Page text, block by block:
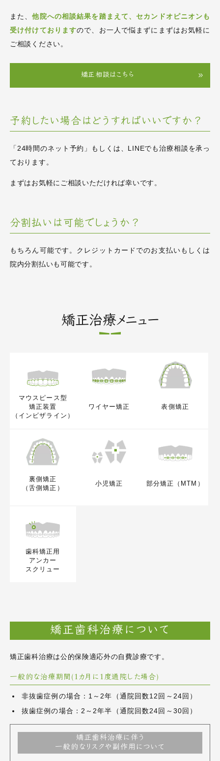
また、他院への相談結果を踏まえて、セカンドオピニオンも
受け付けておりますので、お一人で悩まずにまずはお気軽に
ご相談ください。
矯正相談はこちら
予約したい場合はどうすればいいですか？
「24時間のネット予約」
もしくは、LINEでも治療相談を承っ
ております。
まずはお気軽にご相談いただければ幸いです。
分割払いは可能でしょうか？
もちろん可能です。クレジットカードでのお支払いもしくは
院内分割払いも可能です。
矯正治療メニュー
マウスピース型
矯正装置
（インビザライン）
ワイヤー矯正 表側矯正
裏側矯正
（舌側矯正）
小児矯正 部分矯正（MTM）
歯科矯正用
アンカー
スクリュー
矯正歯科治療について
矯正歯科治療は公的保険適応外の自費診療です。
一般的な治療期間(1カ月に1度通院した場合)
非抜歯症例の場合：1～2年（通院回数12回～24回）
抜歯症例の場合：2～2年半（通院回数24回～30回）
矯正歯科治療に伴う
一般的なリスクや副作用について